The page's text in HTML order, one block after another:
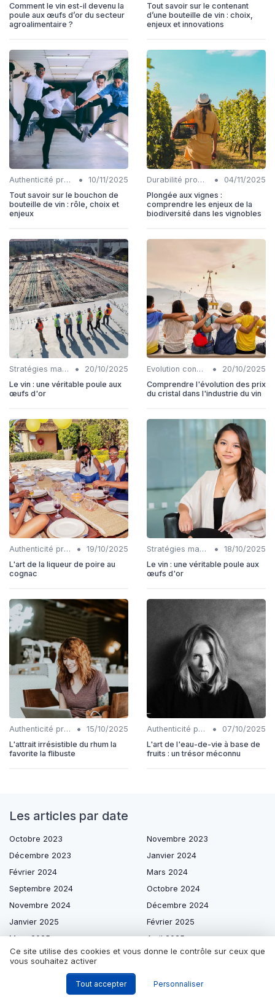
Comment le vin est-il devenu la
poule aux œufs d’or du secteur
agroalimentaire ?
Tout savoir sur le contenant
d’une bouteille de vin : choix,
enjeux et innovations
Authenticité produits •
10/11/2025
Tout savoir sur le bouchon de
bouteille de vin : rôle, choix et
enjeux
Durabilité production •
04/11/2025
Plongée aux vignes :
comprendre les enjeux de la
biodiversité dans les vignobles
Stratégies marketing •
20/10/2025
Le vin : une véritable poule aux
œufs d'or
Evolution consommation •
20/10/2025
Comprendre l'évolution des prix
du cristal dans l'industrie du vin
Authenticité produits •
19/10/2025
L'art de la liqueur de poire au
cognac
Stratégies marketing •
18/10/2025
Le vin : une véritable poule aux
œufs d'or
Authenticité produits •
15/10/2025
L'attrait irrésistible du rhum la
favorite la flibuste
Authenticité produits •
07/10/2025
L'art de l'eau-de-vie à base de
fruits : un trésor méconnu
Les articles par date
Octobre 2023
Novembre 2023
Décembre 2023
Janvier 2024
Février 2024
Mars 2024
Septembre 2024
Octobre 2024
Novembre 2024
Décembre 2024
Janvier 2025
Février 2025
Mars 2025
Avril 2025
Mai 2025
Juin 2025
Octobre 2025
Ce site utilise des cookies et vous donne le contrôle sur ceux que
vous souhaitez activer
Tout accepter Personnaliser